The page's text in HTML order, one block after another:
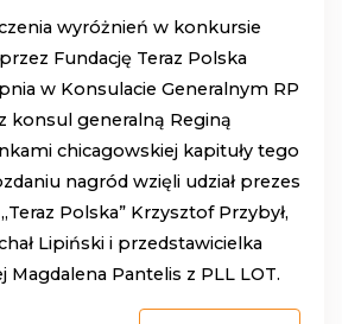
wyróżnień w konkursie
Fundację Teraz Polska
w Konsulacie Generalnym RP
konsul generalną Reginą
chicagowskiej kapituły tego
nagród wzięli udział prezes
Polska” Krzysztof Przybył,
Lipiński i przedstawicielka
Pantelis z PLL LOT.